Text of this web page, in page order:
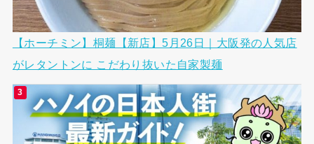
【ホーチミン】桐麺【新店】5月26日｜大阪発の人気店
がレタントンに こだわり抜いた自家製麺